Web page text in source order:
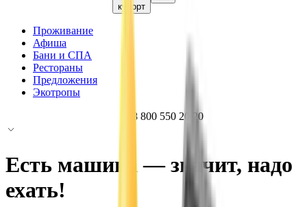
курорт
Проживание
Афиша
Бани и СПА
Рестораны
Предложения
Экотропы
8 800 550 20 20
Есть машина — значит, надо
ехать!